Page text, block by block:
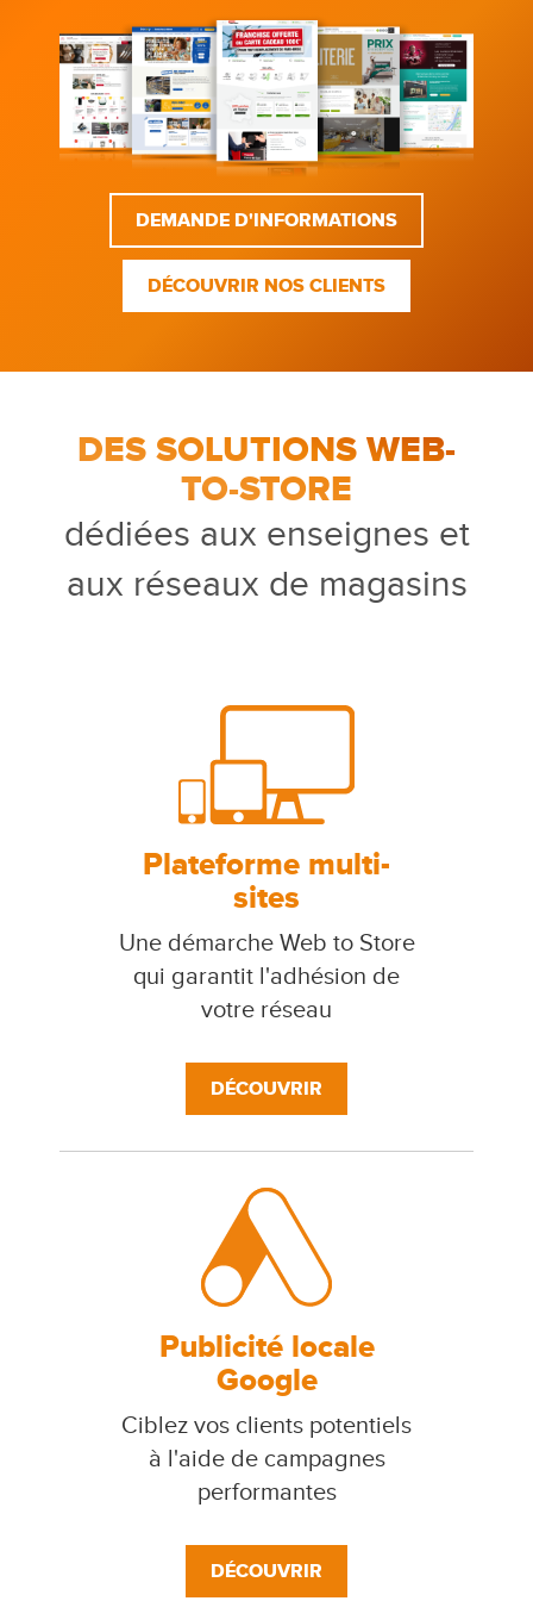
DEMANDE D'INFORMATIONS
DÉCOUVRIR NOS CLIENTS
DES SOLUTIONS WEB-
TO-STORE
dédiées aux enseignes et
aux réseaux de magasins
Plateforme multi-
sites
Une démarche Web to Store
qui garantit l'adhésion de
votre réseau
DÉCOUVRIR
Publicité locale
Google
Ciblez vos clients potentiels
à l'aide de campagnes
performantes
DÉCOUVRIR